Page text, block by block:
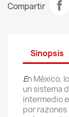
Compartir
Sinopsis
En México,
un sistema
intermedio
por